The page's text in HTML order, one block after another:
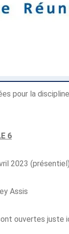
pour la
6
2023 (présentiel)
Assis
ouvertes juste